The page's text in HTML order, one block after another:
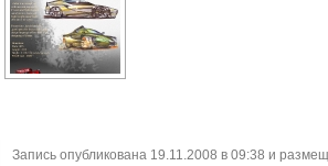
Запись опубликована 19.11.2008 в 09:38 и